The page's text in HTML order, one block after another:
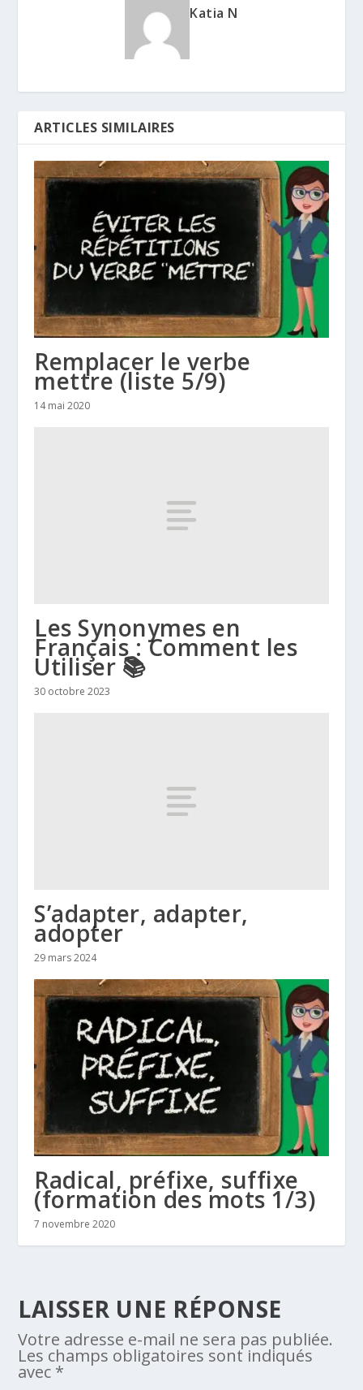
Katia N
ARTICLES SIMILAIRES
Remplacer le verbe
mettre (liste 5/9)
14 mai 2020
Les Synonymes en
Français : Comment les
Utiliser 📚
30 octobre 2023
S’adapter, adapter,
adopter
29 mars 2024
Radical, préfixe, suffixe
(formation des mots 1/3)
7 novembre 2020
LAISSER UNE RÉPONSE
Votre adresse e-mail ne sera pas publiée.
Les champs obligatoires sont indiqués
avec *